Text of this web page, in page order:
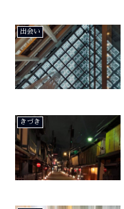
出会い
きづき